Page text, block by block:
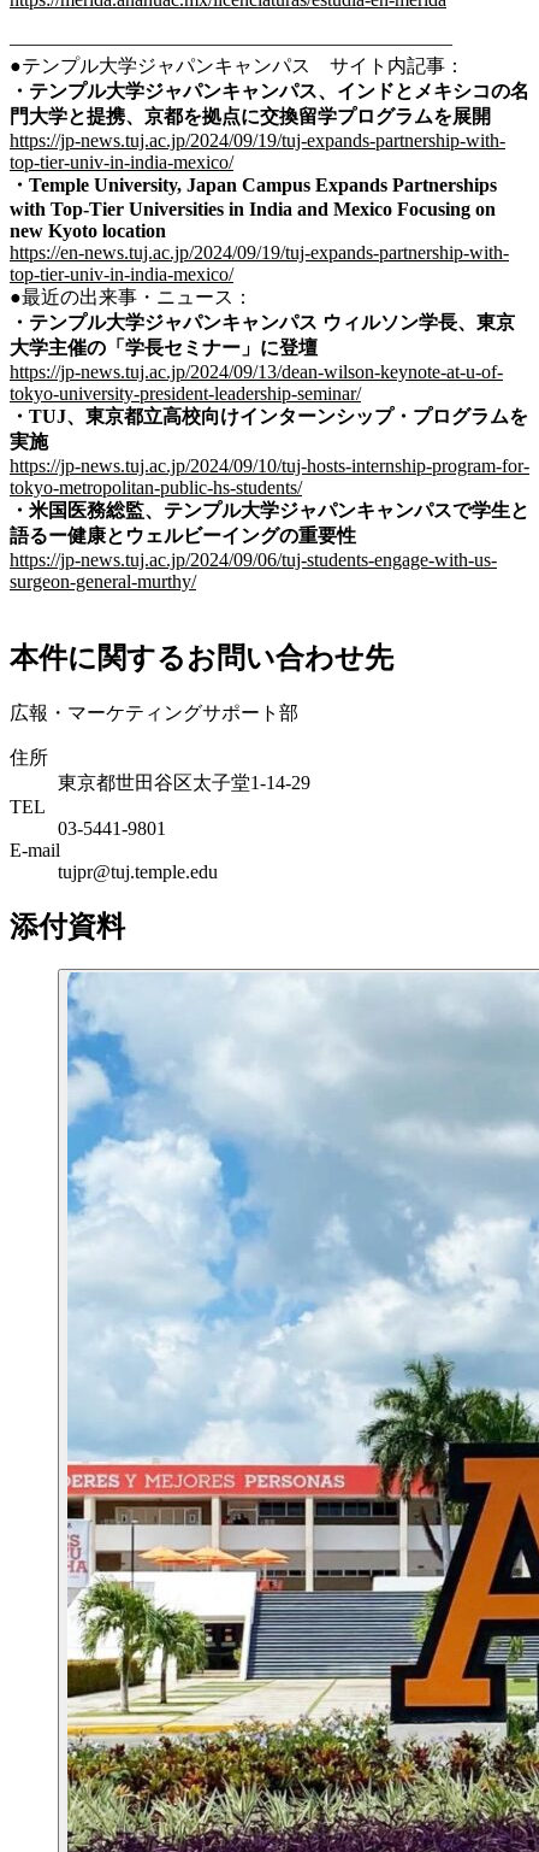
———————————————————————
●テンプル大学ジャパンキャンパス サイト内記事：
・ テンプル大学ジャパンキャンパス、インドとメキシコの名
門大学と提携、京都を拠点に交換留学プログラムを展開
https://jp-news.tuj.ac.jp/2024/09/19/tuj-expands-partnership-with-
top-tier-univ-in-india-mexico/
・ Temple University, Japan Campus Expands Partnerships
with Top-Tier Universities in India and Mexico Focusing on
new Kyoto location
https://en-news.tuj.ac.jp/2024/09/19/tuj-expands-partnership-with-
top-tier-univ-in-india-mexico/
●最近の出来事・ニュース：
・ テンプル大学ジャパンキャンパス ウィルソン学長、東京
大学主催の「学長セミナー」に登壇
https://jp-news.tuj.ac.jp/2024/09/13/dean-wilson-keynote-at-u-of-
tokyo-university-president-leadership-seminar/
・ TUJ、東京都立高校向けインターンシップ・プログラムを
実施
https://jp-news.tuj.ac.jp/2024/09/10/tuj-hosts-internship-program-for-
tokyo-metropolitan-public-hs-students/
・ 米国医務総監、テンプル大学ジャパンキャンパスで学生と
語るー健康とウェルビーイングの重要性
https://jp-news.tuj.ac.jp/2024/09/06/tuj-students-engage-with-us-
surgeon-general-murthy/
本件に関するお問い合わせ先
広報・マーケティングサポート部
住所
東京都世田谷区太子堂1-14-29
TEL
03-5441-9801
E-mail
tujpr@tuj.temple.edu
添付資料